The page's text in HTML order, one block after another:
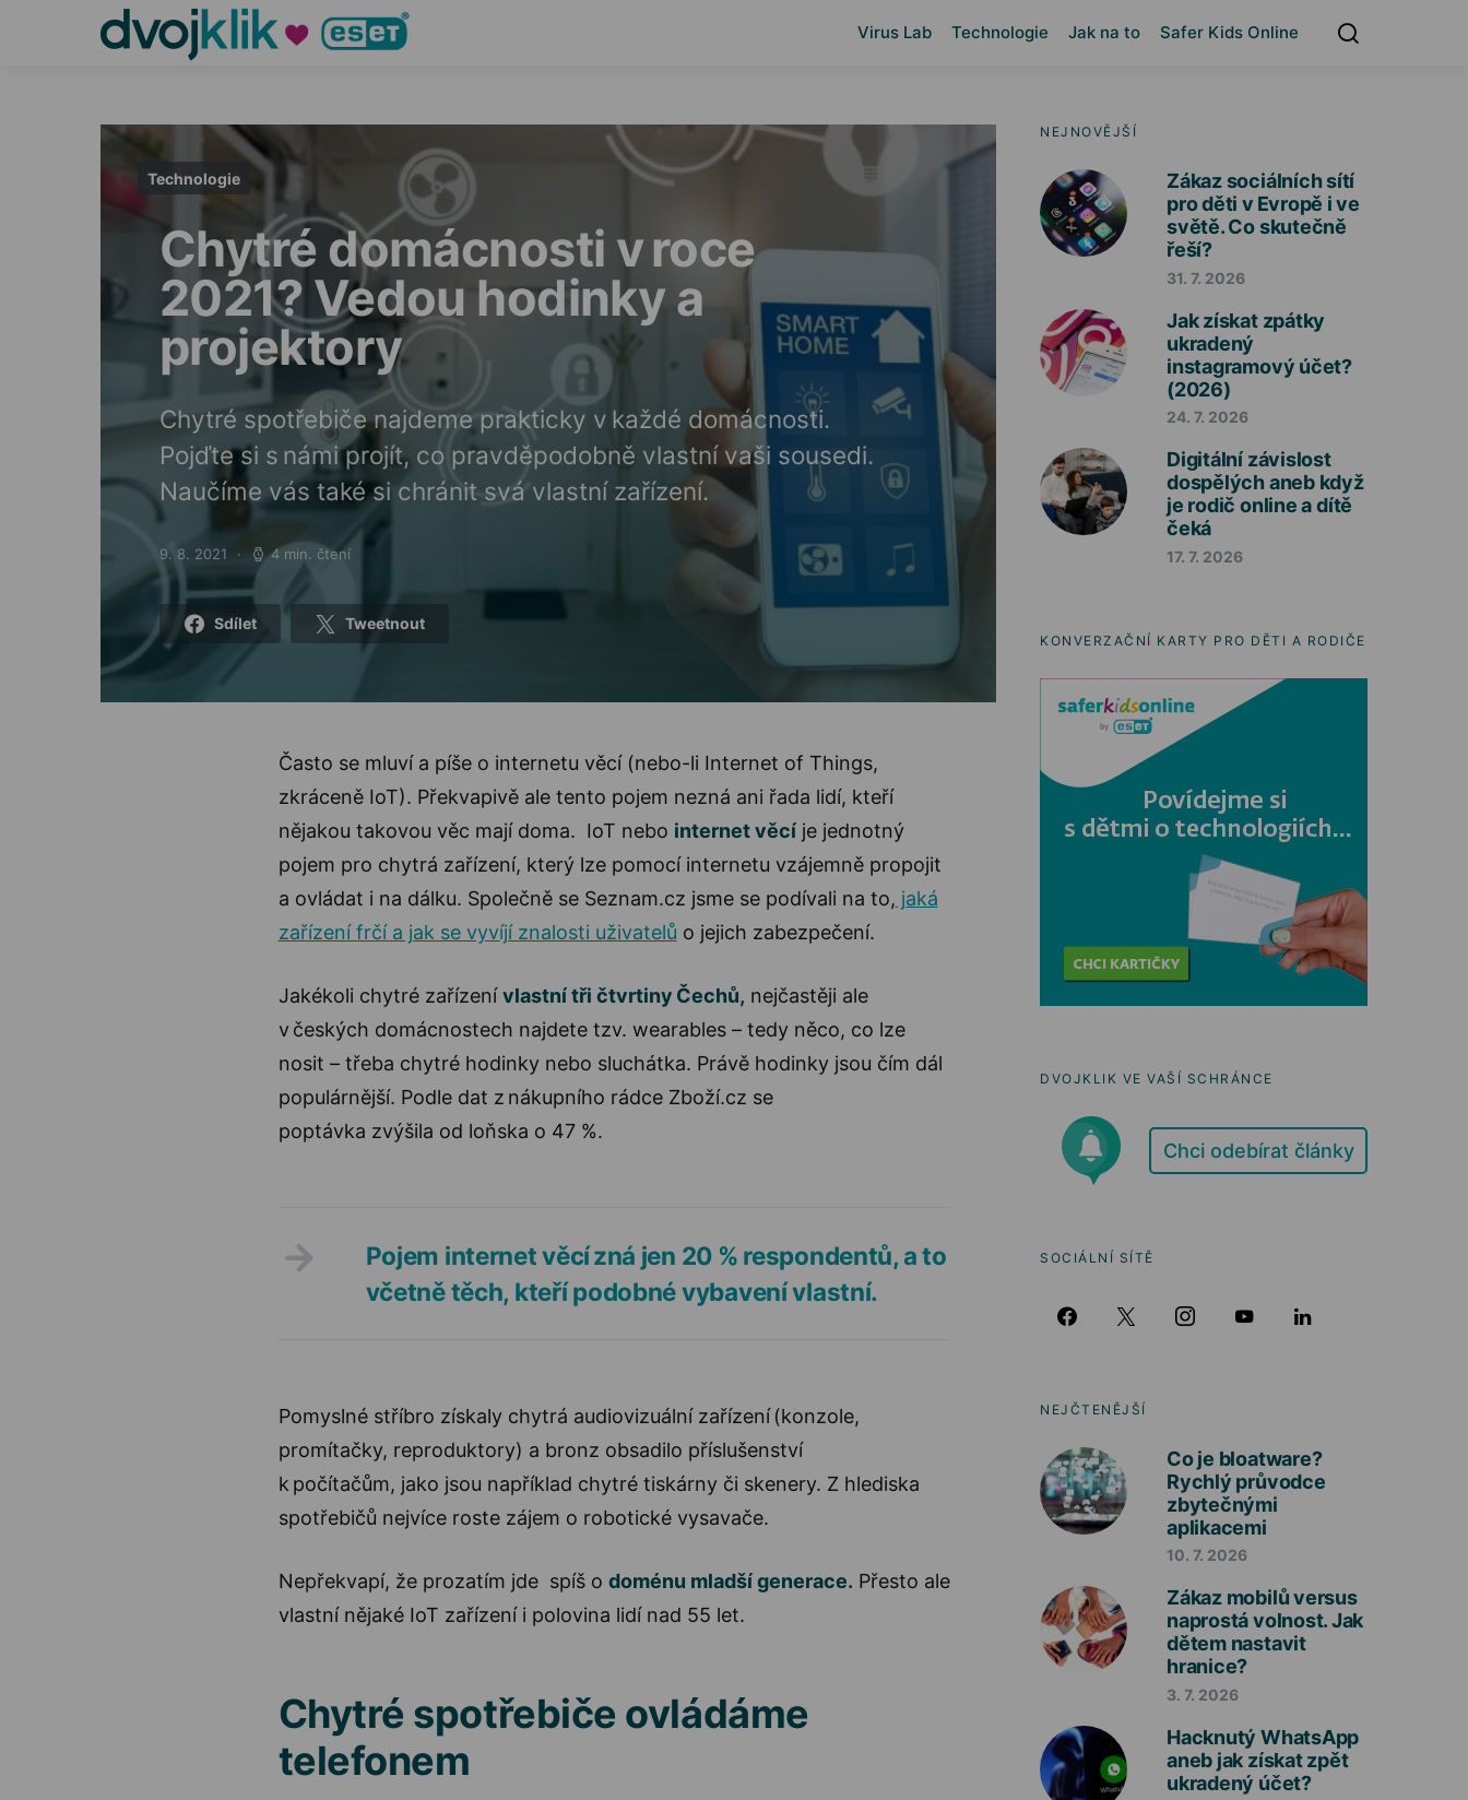
Virus Lab Technologie Jak na to Safer Kids Online
Technologie
Chytré domácnosti v roce
2021? Vedou hodinky a
projektory
Chytré spotřebiče najdeme prakticky v každé domácnosti.
Pojďte si s námi projít, co pravděpodobně vlastní vaši sousedi.
Naučíme vás také si chránit svá vlastní zařízení.
Posted on
9. 8. 2021 4 min. čtení
Sdílet Tweetnout
Často se mluví a píše o internetu věcí (nebo-li Internet of Things,
zkráceně IoT). Překvapivě ale tento pojem nezná ani řada lidí, kteří
nějakou takovou věc mají doma. IoT nebo internet věcíje jednotný
pojem pro chytrá zařízení, který lze pomocí internetu vzájemně propojit
a ovládat i na dálku. Společně se Seznam.cz jsme se podívali na to, jaká
zařízení frčí a jak se vyvíjí znalosti uživatelů o jejich zabezpečení.
Jakékoli chytré zařízenívlastní tři čtvrtiny Čechů, nejčastěji ale
v českých domácnostech najdete tzv. wearables – tedy něco, co lze
nosit – třeba chytré hodinky nebo sluchátka. Právě hodinky jsou čím dál
populárnější. Podle dat z nákupního rádce Zboží.cz se
poptávka zvýšila od loňska o 47 %.
Pojem internet věcí zná jen 20 % respondentů, a to
včetně těch, kteří podobné vybavení vlastní.
Pomyslné stříbro získaly chytrá audiovizuální zařízení (konzole,
promítačky, reproduktory) a bronz obsadilo příslušenství
k počítačům, jako jsou například chytré tiskárny či skenery. Z hlediska
spotřebičů nejvíce roste zájem o robotické vysavače.
Nepřekvapí, že prozatím jde spíš o doménu mladší generace. Přesto ale
vlastní nějaké IoT zařízení i polovina lidí nad 55 let.
Chytré spotřebiče ovládáme
telefonem
NEJNOVĚJŠÍ
Zákaz sociálních sítí
pro děti v Evropě i ve
světě. Co skutečně
řeší?
31. 7. 2026
Jak získat zpátky
ukradený
instagramový účet?
(2026)
24. 7. 2026
Digitální závislost
dospělých aneb když
je rodič online a dítě
čeká
17. 7. 2026
KONVERZAČNÍ KARTY PRO DĚTI A RODIČE
DVOJKLIK VE VAŠÍ SCHRÁNCE
Chci odebírat články
SOCIÁLNÍ SÍTĚ
NEJČTENĚJŠÍ
Co je bloatware?
Rychlý průvodce
zbytečnými
aplikacemi
10. 7. 2026
Zákaz mobilů versus
naprostá volnost. Jak
dětem nastavit
hranice?
3. 7. 2026
Hacknutý WhatsApp
aneb jak získat zpět
ukradený účet?